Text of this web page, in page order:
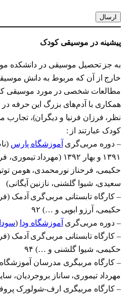
امنیتی
پیشینه در موسیقی کودک
به جز تحصیل موسیقی در دانشکده
خارج از آن که مربوط به دانش
مطالعات شخصی در مورد موسیقی
همکاری با آدم‌های بزرگ این حرفه در
نظر، فرزان فرنیا و دیگران)،
کودک عبارتند از :
– دوره مربی‌گری آموزشگاه پارس
۱۳۹۱ و بهار ۱۳۹۲ (مهرداد
حکیمی، فرحناز نورمحمدی، هومن
سعیدی، شیوا گلشنی، نازنین آیگانی)
– کارگاه تابستانی مربی‌گری آدمک
حکیمی، آرزو ابویی و …) ۹۲
– دوره مربی‌گری آموزشگاه ودا (
– کارگاه تابستانی مربی‌گری آدمک
حکیمی، شیوا گلشنی و …) ۹۴
– کارگاه مربیگری مدرسان
مهرداد تیموری، ساناز بروجردیان، سایه
– کارگاه مربیگری ارف-شولورک